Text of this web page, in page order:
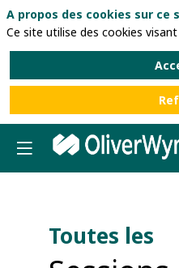
Toutes les
A propos des cookies sur ce
Ce site utilise des cookies